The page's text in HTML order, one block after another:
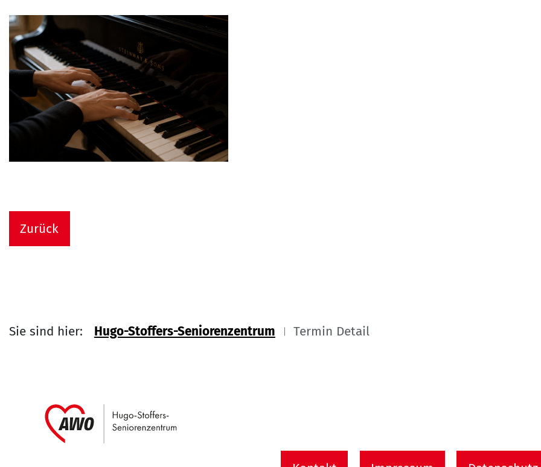
Zurück
Sie sind hier: Hugo-Stoffers-Seniorenzentrum Termin Detail